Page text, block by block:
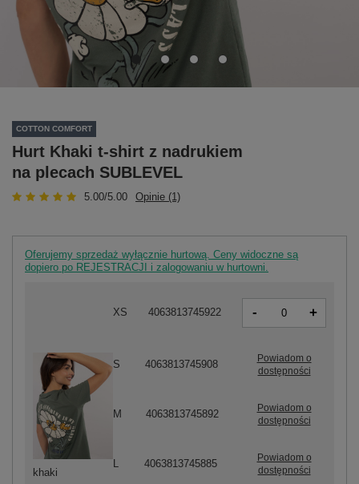
COTTON COMFORT
Hurt Khaki t-shirt z nadrukiem
na plecach SUBLEVEL
5.00/5.00 Opinie (1)
Oferujemy sprzedaż wyłącznie hurtową. Ceny widoczne są
dopiero po REJESTRACJI i zalogowaniu w hurtowni.
khaki
XS 4063813745922 - +
S 4063813745908
Powiadom o
dostępności
M 4063813745892
Powiadom o
dostępności
4063813745885
Powiadom o
dostępności